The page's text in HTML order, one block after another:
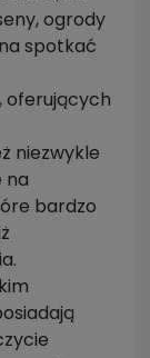
ogrody
spotkać
, oferujących
niezwykle
na
bardzo